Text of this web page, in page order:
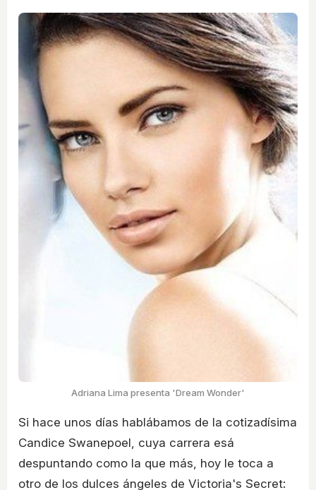
Adriana Lima presenta 'Dream Wonder'
Si hace unos días hablábamos de la cotizadísima
Candice Swanepoel, cuya carrera esá
despuntando como la que más, hoy le toca a
otro de los dulces ángeles de Victoria's Secret: